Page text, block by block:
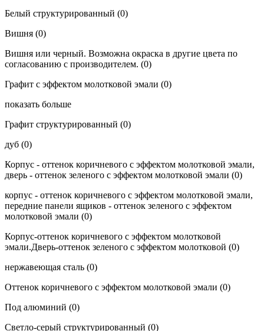
Белый структурированный (0)
Вишня (0)
Вишня или черный. Возможна окраска в другие цвета по
согласованию с производителем. (0)
Графит с эффектом молотковой эмали (0)
показать больше
Графит структурированный (0)
дуб (0)
Корпус - оттенок коричневого с эффектом молотковой эмали,
дверь - оттенок зеленого с эффектом молотковой эмали (0)
корпус - оттенок коричневого с эффектом молотковой эмали,
передние панели ящиков - оттенок зеленого с эффектом
молотковой эмали (0)
Корпус-оттенок коричневого с эффектом молотковой
эмали.Дверь-оттенок зеленого с эффектом молотковой (0)
нержавеющая сталь (0)
Оттенок коричневого с эффектом молотковой эмали (0)
Под алюминий (0)
Светло-серый структурированный (0)